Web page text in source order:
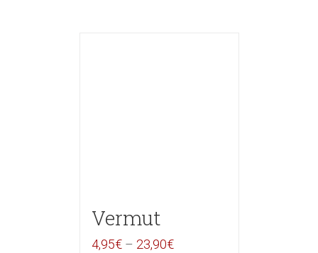
Vermut
4,95€– 23,90€